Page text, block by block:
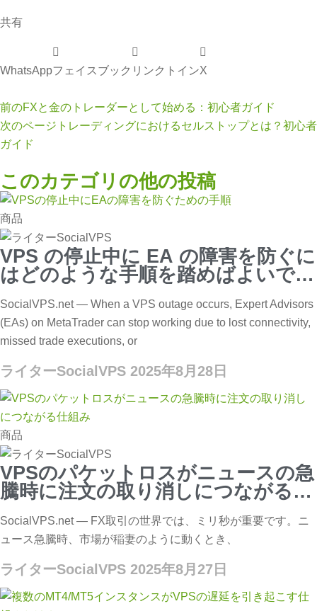
共有
WhatsAppフェイスブック リンクトインX
前のFXと金のトレーダーとして始める：初心者ガイド
次のページ トレーディングにおけるセルストップとは？初心者
ガイド
このカテゴリの他の投稿
商品
VPS の停止中に EA の障害を防ぐに
はどのような手順を踏めばよいでし
SocialVPS.net — When a VPS outage occurs, Expert Advisors
(EAs) on MetaTrader can stop working due to lost connectivity,
missed trade executions, or
ライターSocialVPS 2025年8月28日
商品
VPSのパケットロスがニュースの急
騰時に注文の取り消しにつながる仕
SocialVPS.net — FX取引の世界では、ミリ秒が重要です。ニ
ュース急騰時、市場が稲妻のように動くとき、
ライターSocialVPS 2025年8月27日